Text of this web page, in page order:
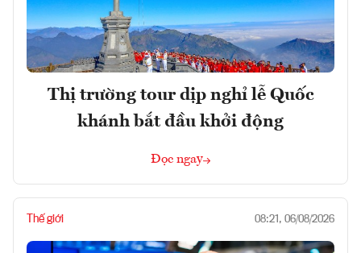
Thị trường tour dịp nghỉ lễ Quốc
khánh bắt đầu khởi động
Đọc ngay
Thế giới 08:21, 06/08/2026